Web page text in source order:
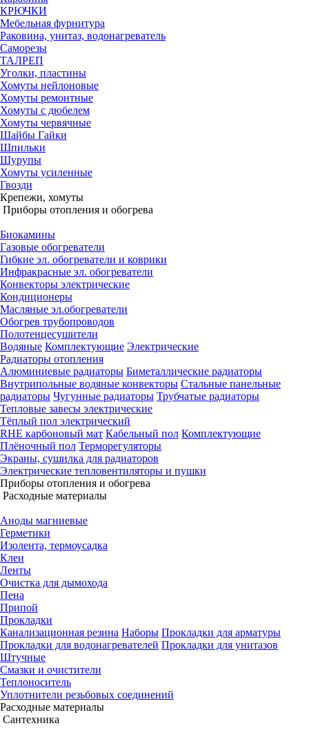
КРЮЧКИ
Мебельная фурнитура
Раковина, унитаз, водонагреватель
Саморезы
ТАЛРЕП
Уголки, пластины
Хомуты нейлоновые
Хомуты ремонтные
Хомуты с дюбелем
Хомуты червячные
Шайбы Гайки
Шпильки
Шурупы
Хомуты усиленные
Гвозди
Крепежи, хомуты
Приборы отопления и обогрева
Биокамины
Газовые обогреватели
Гибкие эл. обогреватели и коврики
Инфракрасные эл. обогреватели
Конвекторы электрические
Кондиционеры
Масляные эл.обогреватели
Обогрев трубопроводов
Полотенцесушители
Водяные Комплектующие Электрические
Радиаторы отопления
Алюминиевые радиаторы Биметаллические радиаторы
Внутрипольные водяные конвекторы Стальные панельные
радиаторы Чугунные радиаторы Трубчатые радиаторы
Тепловые завесы электрические
Тёплый пол электрический
RHE карбоновый мат Кабельный пол Комплектующие
Плёночный пол Терморегуляторы
Экраны, сушилка для радиаторов
Электрические тепловентиляторы и пушки
Приборы отопления и обогрева
Расходные материалы
Аноды магниевые
Герметики
Изолента, термоусадка
Клеи
Ленты
Очистка для дымохода
Пена
Припой
Прокладки
Канализационная резина Наборы Прокладки для арматуры
Прокладки для водонагревателей Прокладки для унитазов
Штучные
Смазки и очистители
Теплоноситель
Уплотнители резьбовых соединений
Расходные материалы
Сантехника